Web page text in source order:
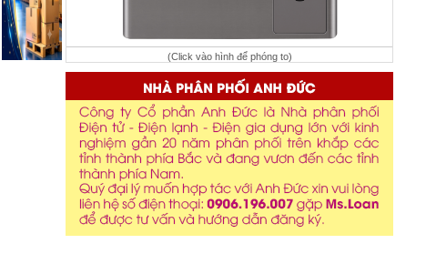
(Click vào hình để phóng to)